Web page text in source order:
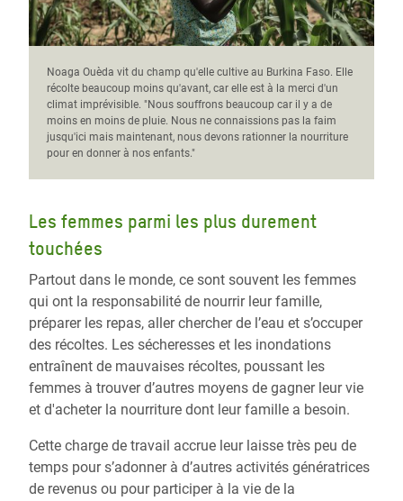
Noaga Ouèda vit du champ qu'elle cultive au Burkina Faso. Elle
récolte beaucoup moins qu'avant, car elle est à la merci d'un
climat imprévisible. "Nous souffrons beaucoup car il y a de
moins en moins de pluie. Nous ne connaissions pas la faim
jusqu'ici mais maintenant, nous devons rationner la nourriture
pour en donner à nos enfants."
Les femmes parmi les plus durement
touchées
Partout dans le monde, ce sont souvent les femmes
qui ont la responsabilité de nourrir leur famille,
préparer les repas, aller chercher de l’eau et s’occuper
des récoltes. Les sécheresses et les inondations
entraînent de mauvaises récoltes, poussant les
femmes à trouver d’autres moyens de gagner leur vie
et d'acheter la nourriture dont leur famille a besoin.
Cette charge de travail accrue leur laisse très peu de
temps pour s’adonner à d’autres activités génératrices
de revenus ou pour participer à la vie de la